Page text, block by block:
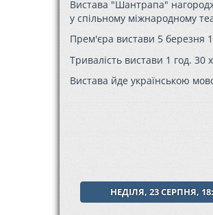
Вистава "Шантрапа"
у спільному міжнародному
Прем'єра вистави 5 березня
Тривалість вистави 1 год. 30
Вистава йде українською
НЕДІЛЯ, 23 СЕРПНЯ,